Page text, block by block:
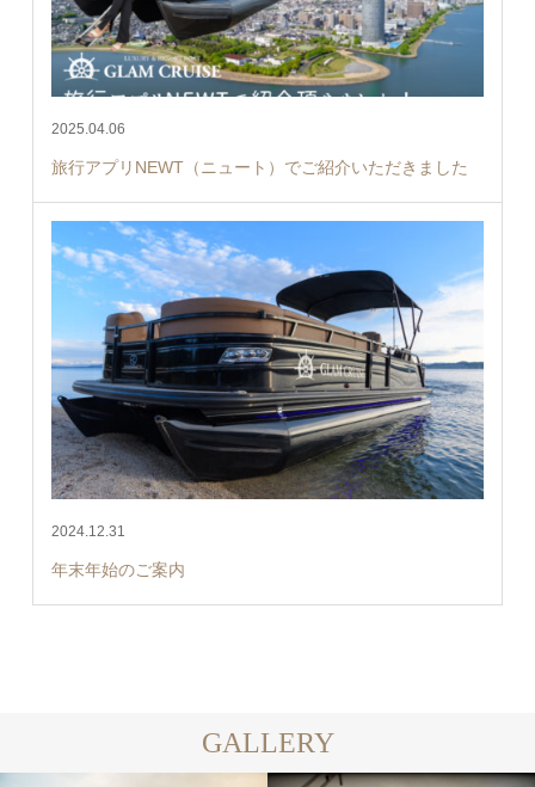
2025.04.06
旅行アプリNEWT（ニュート）でご紹介いただきました
2024.12.31
年末年始のご案内
GALLERY